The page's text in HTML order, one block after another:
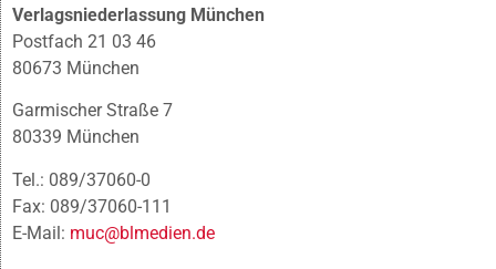
Verlagsniederlassung München
Postfach 21 03 46
80673 München
Garmischer Straße 7
80339 München
Tel.: 089/37060-0
Fax: 089/37060-111
E-Mail: muc@blmedien.de